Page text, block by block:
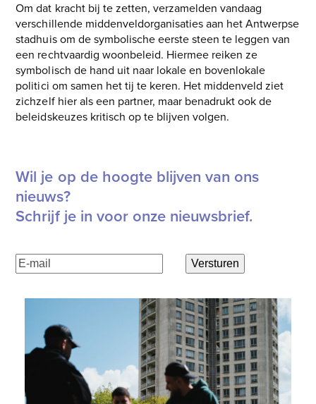
Om dat kracht bij te zetten, verzamelden vandaag
verschillende middenveldorganisaties aan het Antwerpse
stadhuis om de symbolische eerste steen te leggen van
een rechtvaardig woonbeleid. Hiermee reiken ze
symbolisch de hand uit naar lokale en bovenlokale
politici om samen het tij te keren. Het middenveld ziet
zichzelf hier als een partner, maar benadrukt ook de
beleidskeuzes kritisch op te blijven volgen.
Wil je op de hoogte blijven van ons
nieuws?
Schrijf je in voor onze nieuwsbrief.
E-
mailadres(Vereist)
Versturen